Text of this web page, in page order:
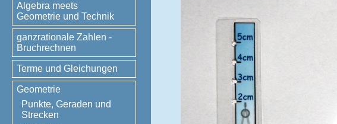
Algebra meets
Geometrie und Technik
ganzrationale Zahlen -
Bruchrechnen
Terme und Gleichungen
Geometrie
Punkte, Geraden und
Strecken